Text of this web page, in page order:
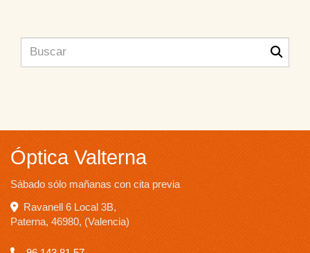
Óptica Valterna
Sábado sólo mañanas con cita previa
Ravanell 6 Local 3B,
Paterna, 46980, (Valencia)